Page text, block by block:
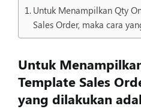
Untuk Menampilkan Qty
Sales Order, maka cara
Untuk
Template Sales
yang dilakukan